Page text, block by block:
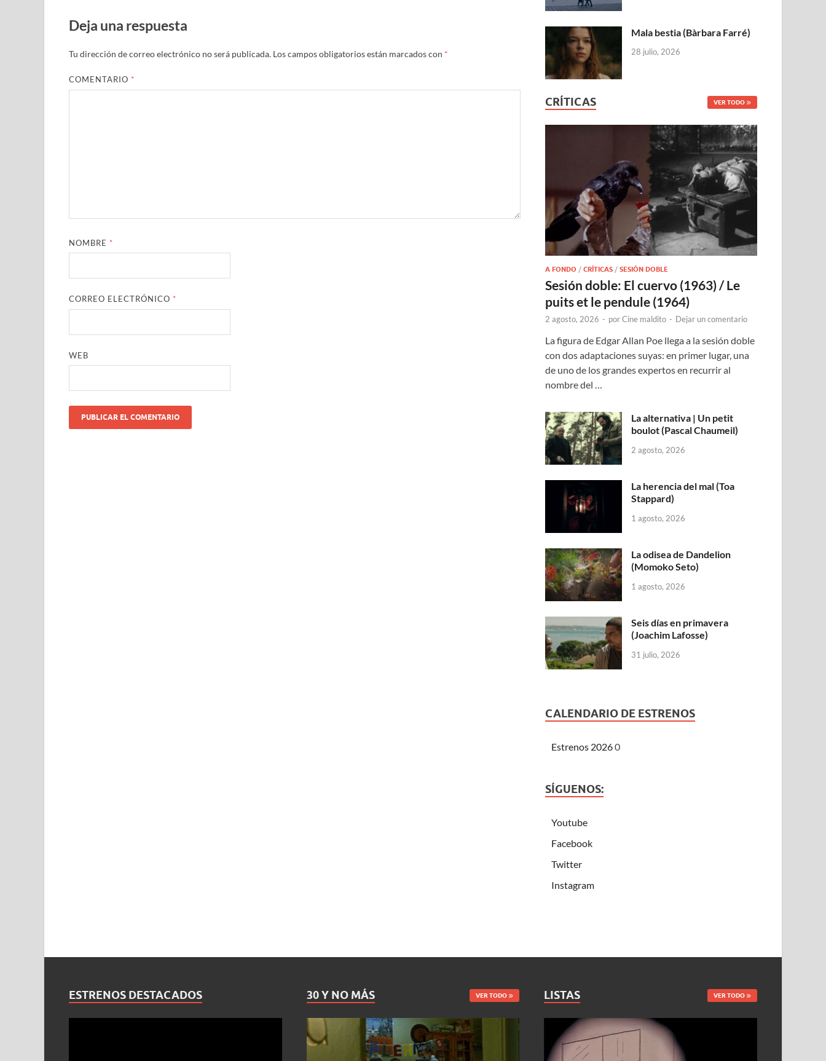
Deja una respuesta
Tu dirección de correo electrónico no será publicada. Los campos obligatorios están marcados con *
COMENTARIO *
NOMBRE *
CORREO ELECTRÓNICO *
WEB
Mala bestia (Bàrbara Farré)
28 julio, 2026
CRÍTICAS VER TODO
A FONDO /CRÍTICAS /SESIÓN DOBLE
Sesión doble: El cuervo (1963) / Le
puits et le pendule (1964)
2 agosto, 2026 - porCine maldito - Dejar un comentario
La figura de Edgar Allan Poe llega a la sesión doble
con dos adaptaciones suyas: en primer lugar, una
de uno de los grandes expertos en recurrir al
nombre del …
La alternativa | Un petit
boulot (Pascal Chaumeil)
2 agosto, 2026
La herencia del mal (Toa
Stappard)
1 agosto, 2026
La odisea de Dandelion
(Momoko Seto)
1 agosto, 2026
Seis días en primavera
(Joachim Lafosse)
31 julio, 2026
CALENDARIO DE ESTRENOS
Estrenos 20260
SÍGUENOS:
Youtube
Facebook
Twitter
Instagram
ESTRENOS DESTACADOS 30 Y NO MÁS VER TODO LISTAS VER TODO